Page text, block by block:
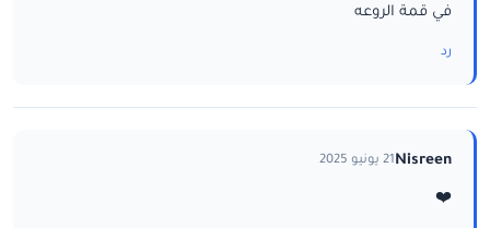
في قمة الروعه
رد
Nisreen21 يونيو 2025
❤️